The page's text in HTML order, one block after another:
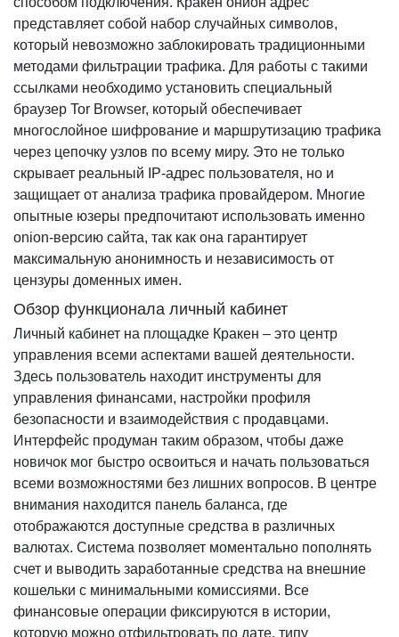
представляет собой набор случайных символов,
который невозможно заблокировать традиционными
методами фильтрации трафика. Для работы с такими
ссылками необходимо установить специальный
браузер Tor Browser, который обеспечивает
многослойное шифрование и маршрутизацию трафика
через цепочку узлов по всему миру. Это не только
скрывает реальный IP-адрес пользователя, но и
защищает от анализа трафика провайдером. Многие
опытные юзеры предпочитают использовать именно
onion-версию сайта, так как она гарантирует
максимальную анонимность и независимость от
цензуры доменных имен.
Обзор функционала личный кабинет
Личный кабинет на площадке Кракен – это центр
управления всеми аспектами вашей деятельности.
Здесь пользователь находит инструменты для
управления финансами, настройки профиля
безопасности и взаимодействия с продавцами.
Интерфейс продуман таким образом, чтобы даже
новичок мог быстро освоиться и начать пользоваться
всеми возможностями без лишних вопросов. В центре
внимания находится панель баланса, где
отображаются доступные средства в различных
валютах. Система позволяет моментально пополнять
счет и выводить заработанные средства на внешние
кошельки с минимальными комиссиями. Все
финансовые операции фиксируются в истории,
которую можно отфильтровать по дате, типу